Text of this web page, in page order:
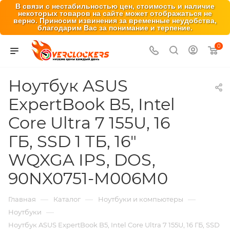
В связи с нестабильностью цен, стоимость и наличие
некоторых товаров на сайте может отображаться не
верно. Приносим извинения за временные неудобства,
благодарим Вас за понимание и терпение.
0
Ноутбук ASUS
ExpertBook B5, Intel
Core Ultra 7 155U, 16
ГБ, SSD 1 ТБ, 16″
WQXGA IPS, DOS,
90NX0751-M006M0
Главная — Каталог — Ноутбуки и компьютеры —
Ноутбуки —
Ноутбук ASUS ExpertBook B5, Intel Core Ultra 7 155U, 16 ГБ, SSD